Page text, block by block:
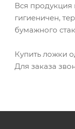
Вся продукция
гигиеничен,
бумажного
Купить ложки
Для заказа